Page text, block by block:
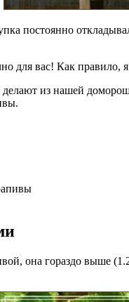
постоянно
для вас! Как правило,
из нашей
она гораздо выше